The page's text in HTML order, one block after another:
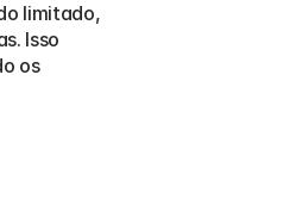
limitado,
Isso
os